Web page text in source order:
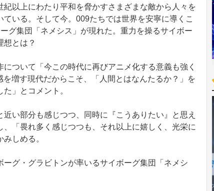
以上にわたり平和を脅かすさまざまな敵から人々を
いる。そして今。009たちでは世界を安寧に導くこ
グ集団「ネメシス」が現れた。重力を操るサイボー
想とは？
ついて「今この時代に再びアニメ化する意義も強く
増す現代だからこそ、「人間とはなんたるか？」を
」とコメント。
い部分も感じつつ、同時に『こうありたい』と思え
「畏れ多く感じつつも、それ以上に嬉しく、光栄に
しめる。
グ・グラビトンが率いるサイボーグ集団「ネメシ